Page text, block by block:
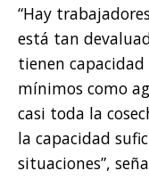
“Hay
está tan
tienen
mínimos como
casi toda la
la capacidad
situaciones”,